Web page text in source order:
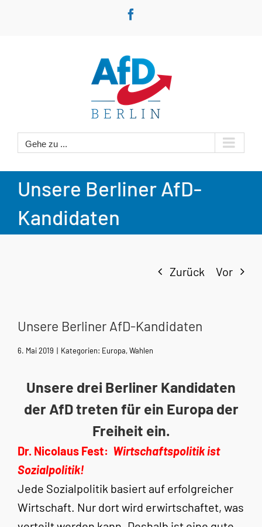
Gehe zu ...
Unsere Berliner AfD-
Kandidaten
Zurück Vor
Unsere Berliner AfD-Kandidaten
6. Mai 2019 | Kategorien: Europa,Wahlen
Unsere drei Berliner Kandidaten
der AfD treten für ein Europa der
Freiheit ein.
Dr. Nicolaus Fest: Wirtschaftspolitik ist
Sozialpolitik!
Jede Sozialpolitik basiert auf erfolgreicher
Wirtschaft. Nur dort wird erwirtschaftet, was